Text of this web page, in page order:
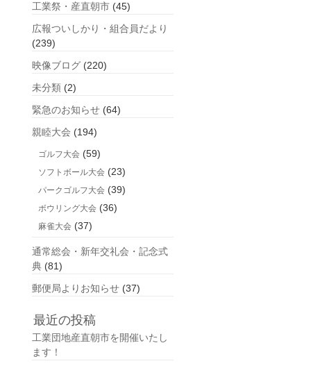
工業祭・産直朝市 (45)
広報ついしかり・組合員だより
(239)
映像ブログ (220)
未分類 (2)
緊急のお知らせ (64)
親睦大会 (194)
ゴルフ大会 (59)
ソフトボール大会 (23)
パークゴルフ大会 (39)
ボウリング大会 (36)
麻雀大会 (37)
通常総会・新年交礼会・記念式
典 (81)
郵便局よりお知らせ (37)
最近の投稿
工業団地産直朝市を開催いたし
ます！